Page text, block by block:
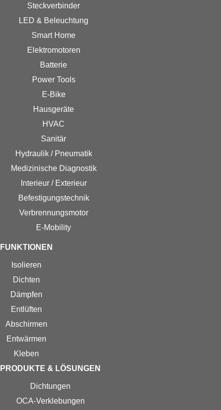
Steckverbinder
LED & Beleuchtung
Smart Home
Elektromotoren
Batterie
Power Tools
E-Bike
Hausgeräte
HVAC
Sanitär
Hydraulik / Pneumatik
Medizinische Diagnostik
Interieur / Exterieur
Befestigungstechnik
Verbrennungsmotor
E-Mobility
FUNKTIONEN
Isolieren
Dichten
Dämpfen
Entlüften
Abschirmen
Entwärmen
Kleben
PRODUKTE & LÖSUNGEN
Dichtungen
OCA-Verklebungen